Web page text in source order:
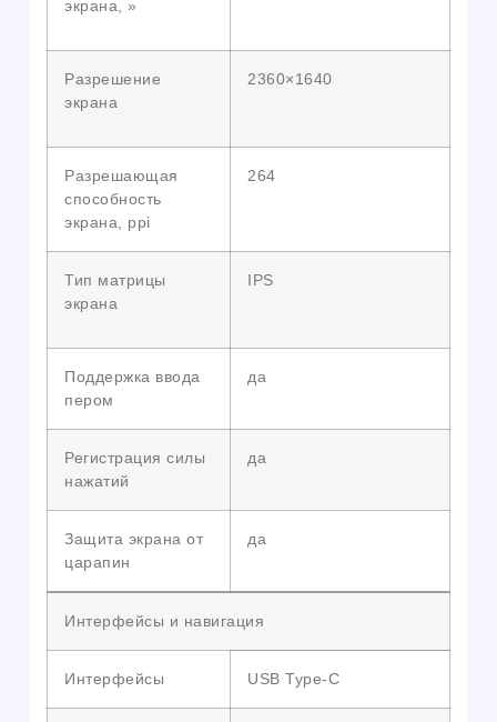
экрана, »
Разрешение
экрана
2360×1640
Разрешающая
способность
экрана, ppi
264
Тип матрицы
экрана
IPS
Поддержка ввода
пером
да
Регистрация силы
нажатий
да
Защита экрана от
царапин
да
Интерфейсы и навигация
Интерфейсы USB Type-C